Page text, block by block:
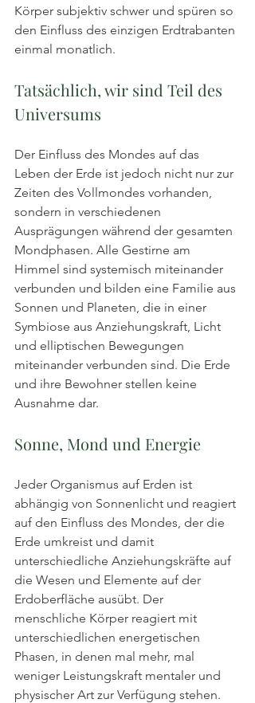
Körper subjektiv schwer und spüren so
den Einfluss des einzigen Erdtrabanten
einmal monatlich.
Tatsächlich, wir sind Teil des
Universums
Der Einfluss des Mondes auf das
Leben der Erde ist jedoch nicht nur zur
Zeiten des Vollmondes vorhanden,
sondern in verschiedenen
Ausprägungen während der gesamten
Mondphasen. Alle Gestirne am
Himmel sind systemisch miteinander
verbunden und bilden eine Familie aus
Sonnen und Planeten, die in einer
Symbiose aus Anziehungskraft, Licht
und elliptischen Bewegungen
miteinander verbunden sind. Die Erde
und ihre Bewohner stellen keine
Ausnahme dar.
Sonne, Mond und Energie
Jeder Organismus auf Erden ist
abhängig von Sonnenlicht und reagiert
auf den Einfluss des Mondes, der die
Erde umkreist und damit
unterschiedliche Anziehungskräfte auf
die Wesen und Elemente auf der
Erdoberfläche ausübt. Der
menschliche Körper reagiert mit
unterschiedlichen energetischen
Phasen, in denen mal mehr, mal
weniger Leistungskraft mentaler und
physischer Art zur Verfügung stehen.